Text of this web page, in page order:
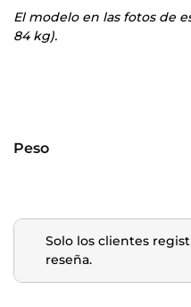
El modelo en las fotos de
84 kg).
Peso
Solo los clientes
reseña.